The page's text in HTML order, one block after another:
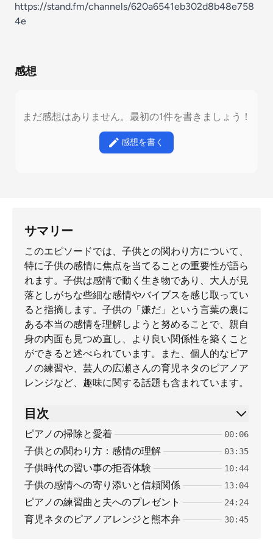
https://stand.fm/channels/620a6541eb302d8b48e758
4e
感想
まだ感想はありません。最初の1件を書きましょう！
感想を書く
サマリー
このエピソードでは、子供との関わり方について、
特に子供の感情に焦点を当てることの重要性が語ら
れます。子供は感情で動く生き物であり、大人が見
落としがちな些細な感情やバイブスを感じ取ってい
ると指摘します。子供の「嫌だ」という言葉の裏に
ある本当の感情を理解しようと努めることで、親自
身の内面も見つめ直し、より良い関係性を築くこと
ができると述べられています。また、個人的なピア
ノの練習や、芸人の広瀬さんの育児ネタのピアノア
レンジなど、趣味に関する話題も含まれています。
目次
ピアノの掃除と愛着 00:06
子供との関わり方：感情の理解 03:35
子供時代の習い事の拒否体験 10:44
子供の感情への寄り添いと信頼関係 13:04
ピアノの練習曲と夫へのプレゼント 24:24
育児ネタのピアノアレンジと熊本弁 30:45